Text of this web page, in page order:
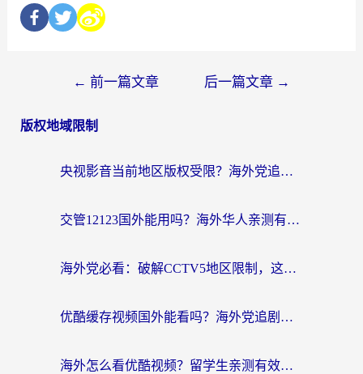
← 前一篇文章 后一篇文章 →
版权地域限制
央视影音当前地区版权受限？海外党追剧看片的终极解决方案来了
交管12123国外能用吗？海外华人亲测有效的回国加速器选择指南
海外党必看：破解CCTV5地区限制，这样看欧洲杯奥运直播才够爽！
优酷缓存视频国外能看吗？海外党追剧看片的终极解决方案来了
海外怎么看优酷视频？留学生亲测有效的回国加速器选择指南